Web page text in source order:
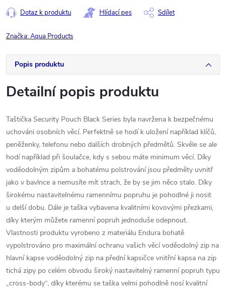
Dotaz k produktu Hlídací pes Sdílet
Značka:Aqua Products
Popis produktu
Detailní popis produktu
Taštička Security Pouch Black Series byla navržena k bezpečnému
uchováni osobních věcí. Perfektně se hodí k uložení například klíčů,
peněženky, telefonu nebo dalších drobných předmětů. Skvěle se ale
hodí například při šoulačce, kdy s sebou máte minimum věcí. Díky
voděodolným zipům a bohatému polstrování jsou předměty uvnitř
jako v bavlnce a nemusíte mít strach, že by se jim něco stalo. Díky
širokému nastavitelnému ramennímu popruhu je pohodlné ji nosit
u delší dobu. Dále je taška vybavena kvalitními kovovými přezkami,
díky kterým můžete ramenní popruh jednoduše odepnout.
Vlastnosti produktu vyrobeno z materiálu Endura bohatě
vypolstrováno pro maximální ochranu vašich věcí voděodolný zip na
hlavní kapse voděodolný zip na přední kapsičce vnitřní kapsa na zip
tichá zipy po celém obvodu široký nastavitelný ramenní popruh typu
„cross-body“, díky kterému se taška velmi pohodlně nosí kvalitní